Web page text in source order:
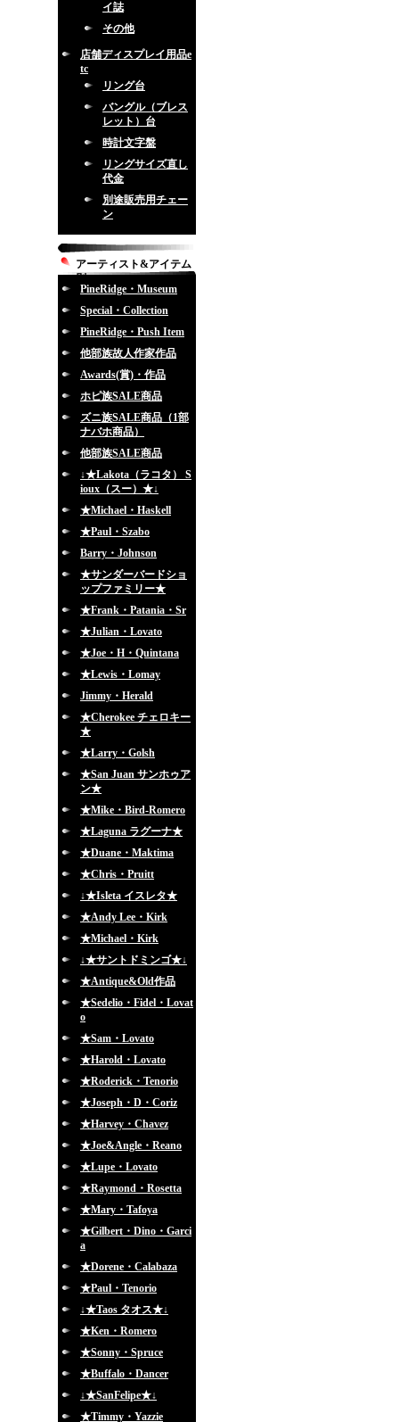
イ誌
その他
店舗ディスプレイ用品e
tc
リング台
バングル（ブレス
レット）台
時計文字盤
リングサイズ直し
代金
別途販売用チェー
ン
アーティスト&アイテム
別
PineRidge・Museum
Special・Collection
PineRidge・Push Item
他部族故人作家作品
Awards(賞)・作品
ホピ族SALE商品
ズニ族SALE商品（1部
ナバホ商品）
他部族SALE商品
↓★Lakota（ラコタ） S
ioux（スー）★↓
★Michael・Haskell
★Paul・Szabo
Barry・Johnson
★サンダーバードショ
ップファミリー★
★Frank・Patania・Sr
★Julian・Lovato
★Joe・H・Quintana
★Lewis・Lomay
Jimmy・Herald
★Cherokee チェロキー
★
★Larry・Golsh
★San Juan サンホゥア
ン★
★Mike・Bird-Romero
★Laguna ラグーナ★
★Duane・Maktima
★Chris・Pruitt
↓★Isleta イスレタ★
★Andy Lee・Kirk
★Michael・Kirk
↓★サントドミンゴ★↓
★Antique&Old作品
★Sedelio・Fidel・Lovat
o
★Sam・Lovato
★Harold・Lovato
★Roderick・Tenorio
★Joseph・D・Coriz
★Harvey・Chavez
★Joe&Angle・Reano
★Lupe・Lovato
★Raymond・Rosetta
★Mary・Tafoya
★Gilbert・Dino・Garci
a
★Dorene・Calabaza
★Paul・Tenorio
↓★Taos タオス★↓
★Ken・Romero
★Sonny・Spruce
★Buffalo・Dancer
↓★SanFelipe★↓
★Timmy・Yazzie